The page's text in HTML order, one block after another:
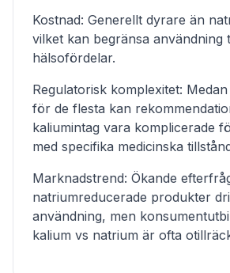
Kostnad: Generellt dyrare än
vilket kan begränsa användning
hälsofördelar.
Regulatorisk komplexitet:
för de flesta kan
kaliumintag vara komplicerade
med specifika medicinska
Marknadstrend: Ökande
natriumreducerade produkter
användning, men
kalium vs natrium är ofta